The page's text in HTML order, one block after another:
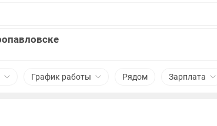
График работы Рядом Зарплата